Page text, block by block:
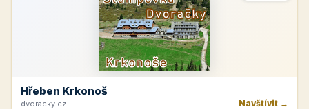
Hřeben Krkonoš
dvoracky.cz Navštívit →